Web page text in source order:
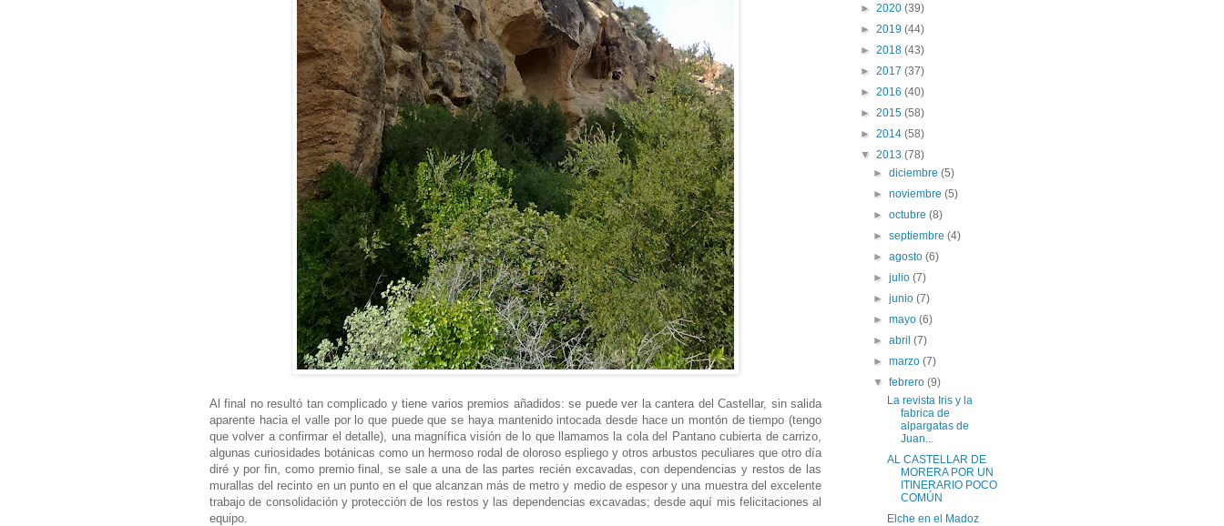
Al final no resultó tan complicado y tiene varios premios añadidos: se puede ver la cantera del Castellar, sin salida
aparente hacia el valle por lo que puede que se haya mantenido intocada desde hace un montón de tiempo (tengo
que volver a confirmar el detalle), una magnífica visión de lo que llamamos la cola del Pantano cubierta de carrizo,
algunas curiosidades botánicas como un hermoso rodal de oloroso espliego y otros arbustos peculiares que otro día
diré y por fin, como premio final, se sale a una de las partes recién excavadas, con dependencias y restos de las
murallas del recinto en un punto en el que alcanzan más de metro y medio de espesor y una muestra del excelente
trabajo de consolidación y protección de los restos y las dependencias excavadas; desde aquí mis felicitaciones al
equipo.
► 2020 (39)
► 2019 (44)
► 2018 (43)
► 2017 (37)
► 2016 (40)
► 2015 (58)
► 2014 (58)
▼ 2013 (78)
►diciembre(5)
►noviembre(5)
►octubre(8)
►septiembre(4)
►agosto(6)
►julio(7)
►junio(7)
►mayo(6)
►abril(7)
►marzo(7)
▼febrero(9)
La revista Iris y la
fabrica de
alpargatas de
Juan...
AL CASTELLAR DE
MORERA POR UN
ITINERARIO POCO
COMÚN
Elche en el Madoz